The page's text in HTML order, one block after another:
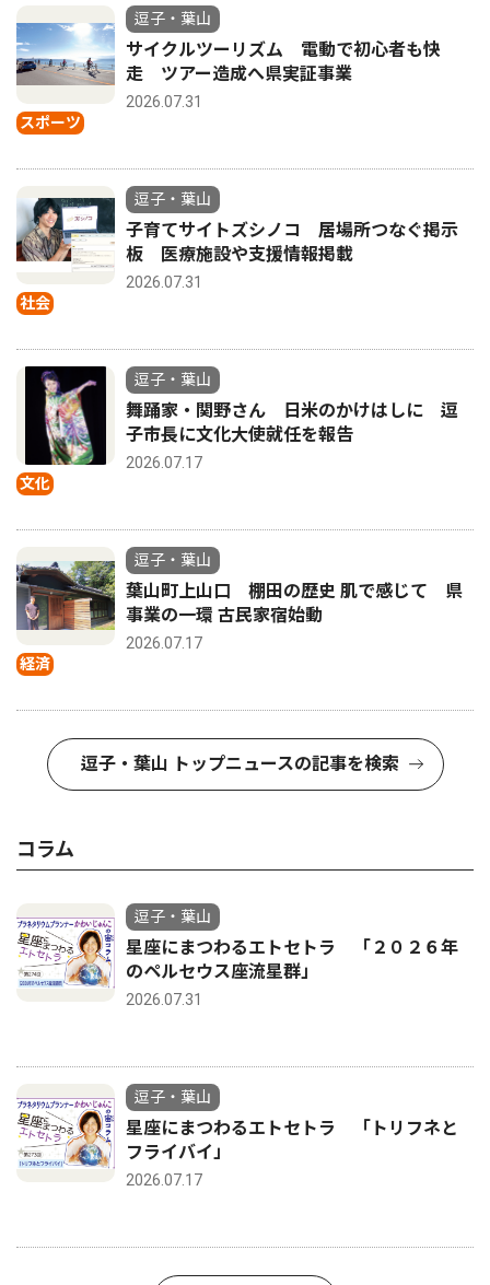
スポーツ
逗子・葉山
サイクルツーリズム 電動で初心者も快
走 ツアー造成へ県実証事業
2026.07.31
社会
逗子・葉山
子育てサイトズシノコ 居場所つなぐ掲示
板 医療施設や支援情報掲載
2026.07.31
文化
逗子・葉山
舞踊家・関野さん 日米のかけはしに 逗
子市長に文化大使就任を報告
2026.07.17
経済
逗子・葉山
葉山町上山口 棚田の歴史 肌で感じて 県
事業の一環 古民家宿始動
2026.07.17
逗子・葉山 トップニュースの記事を検索
コラム
逗子・葉山
星座にまつわるエトセトラ 「２０２６年
のペルセウス座流星群」
2026.07.31
逗子・葉山
星座にまつわるエトセトラ 「トリフネと
フライバイ」
2026.07.17